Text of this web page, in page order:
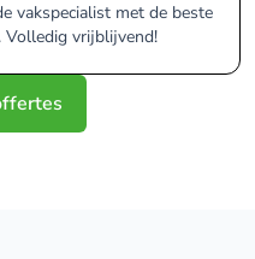
vakspecialist met de beste
Volledig vrijblijvend!